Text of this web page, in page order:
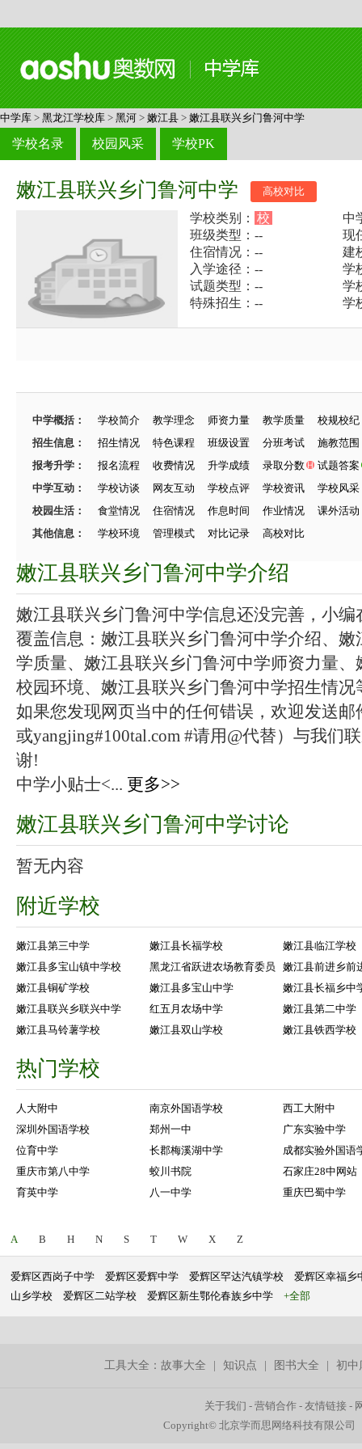
中学库 > 黑龙江学校库 > 黑河 > 嫩江县 > 嫩江县联兴乡门鲁河中学
学校名录 校园风采 学校PK
嫩江县联兴乡门鲁河中学 高校对比
学校类别： 校
中
班级类型：--
现
住宿情况：--
建
入学途径：--
学
试题类型：--
学
特殊招生：--
学
中学概括： 学校简介 教学理念 师资力量 教学质量
校规校纪
招生信息：
招生情况 特色课程 班级设置 分班考试
施教范围
报考升学：
报名流程 收费情况 升学成绩 录取分数
试题答案
中学互动：
学校访谈 网友互动 学校点评 学校资讯
学校风采
校园生活：
食堂情况 住宿情况 作息时间 作业情况
课外活动
其他信息：
学校环境 管理模式 对比记录 高校对比
嫩江县联兴乡门鲁河中学介绍
嫩江县联兴乡门鲁河中学信息还没完善，小编
覆盖信息：嫩江县联兴乡门鲁河中学介绍、
学质量、嫩江县联兴乡门鲁河中学师资力量
校园环境、嫩江县联兴乡门鲁河中学招生情况
如果您发现网页当中的任何错误，欢迎发送邮
或yangjing#100tal.com #请用@代替）与我们
谢!
中学小贴士<... 更多>>
嫩江县联兴乡门鲁河中学讨论
暂无内容
附近学校
嫩江县第三中学 嫩江县长福学校
嫩江县临江学校
嫩江县多宝山镇中学校
黑龙江省跃进农场教育委员
嫩江县前进乡前
嫩江县铜矿学校
嫩江县多宝山中学
嫩江县长福乡中
嫩江县联兴乡联兴中学
红五月农场中学
嫩江县第二中学
嫩江县马铃薯学校
嫩江县双山学校 嫩江县铁西学校
热门学校
人大附中 南京外国语学校
西工大附中
深圳外国语学校
郑州一中
广东实验中学
位育中学
长郡梅溪湖中学
成都实验外国语
重庆市第八中学
蛟川书院
石家庄28中网站
育英中学
八一中学 重庆巴蜀中学
A B H N S T W X Z
爱辉区西岗子中学 爱辉区爱辉中学 爱辉区罕达汽镇学校
爱辉区幸福乡
山乡学校
爱辉区二站学校 爱辉区新生鄂伦春族乡中学 +全部
工具大全：故事大全 |知识点 图书大全 |初中
关于我们 -营销合作 -友情链接 -
Copyright© 北京学而思网络科技有限公司